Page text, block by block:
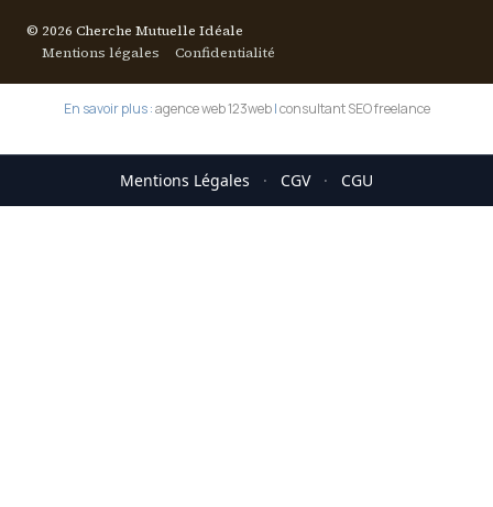
© 2026 Cherche Mutuelle Idéale
Mentions légales
Confidentialité
En savoir plus :agence web 123web|consultant SEO freelance
Mentions Légales · CGV · CGU